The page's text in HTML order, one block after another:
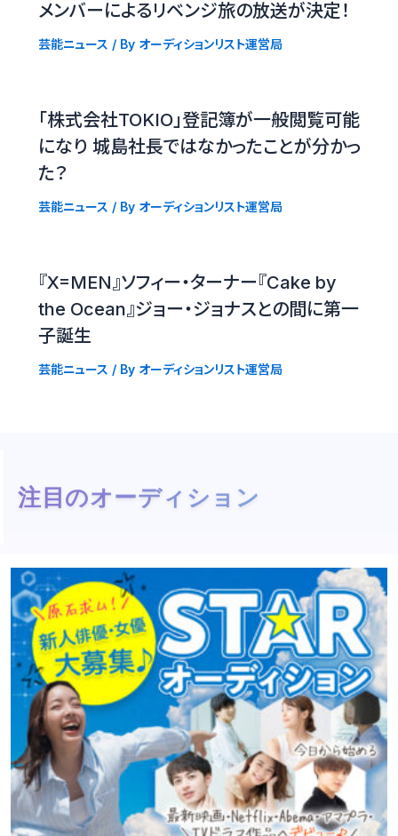
メンバーによるリベンジ旅の放送が決定！
芸能ニュース / By オーディションリスト運営局
「株式会社TOKIO」登記簿が一般閲覧可能
になり 城島社長ではなかったことが分かっ
た？
芸能ニュース / By オーディションリスト運営局
『X=MEN』ソフィー・ターナー『Cake by
the Ocean』ジョー・ジョナスとの間に第一
子誕生
芸能ニュース / By オーディションリスト運営局
注目のオーディション